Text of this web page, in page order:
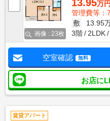
画像 : 23枚
13.95万円
管理費等：
敷
13.95
3階
2LDK
空室確認 無料
お店に
賃貸アパート